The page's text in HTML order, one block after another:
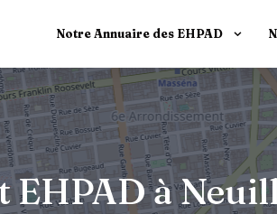
Notre Annuaire des EHPAD
EHPAD à